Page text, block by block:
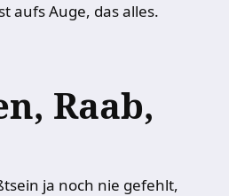
aufs Auge, das alles.
Raab,
ja noch nie gefehlt,